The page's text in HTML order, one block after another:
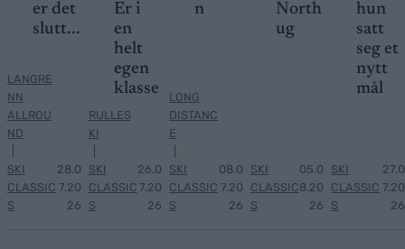
er det
slutt...
LANGRE
NN
ALLROU
ND
SKI
CLASSIC
S
28.0
7.20
26
Er i
en
helt
egen
klasse
RULLES
KI
SKI
CLASSIC
S
26.0
7.20
26
n
LONG
DISTANC
E
SKI
CLASSIC
S
08.0
7.20
26
North
ug
SKI
CLASSIC
S
05.0
8.20
26
hun
satt
seg et
nytt
mål
SKI
CLASSIC
S
27.0
7.20
26